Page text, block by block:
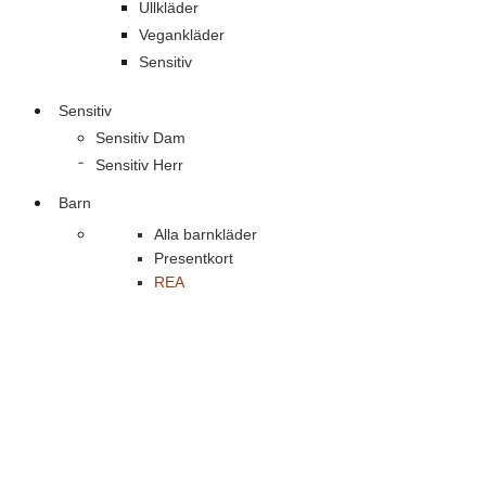
Ullkläder
Vegankläder
Sensitiv
Sensitiv
Sensitiv Dam
Sensitiv Herr
Barn
Alla barnkläder
Presentkort
REA